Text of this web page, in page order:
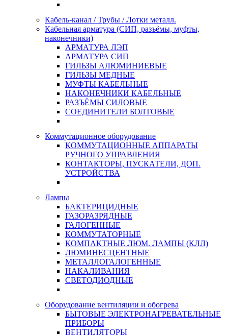
Кабель-канал / Трубы / Лотки металл.
Кабельная арматура (СИП, разъёмы, муфты,
наконечники)
АРМАТУРА ЛЭП
АРМАТУРА СИП
ГИЛЬЗЫ АЛЮМИНИЕВЫЕ
ГИЛЬЗЫ МЕДНЫЕ
МУФТЫ КАБЕЛЬНЫЕ
НАКОНЕЧНИКИ КАБЕЛЬНЫЕ
РАЗЪЁМЫ СИЛОВЫЕ
СОЕДИНИТЕЛИ БОЛТОВЫЕ
Коммутационное оборудование
КОММУТАЦИОННЫЕ АППАРАТЫ
РУЧНОГО УПРАВЛЕНИЯ
КОНТАКТОРЫ, ПУСКАТЕЛИ, ДОП.
УСТРОЙСТВА
Лампы
БАКТЕРИЦИДНЫЕ
ГАЗОРАЗРЯДНЫЕ
ГАЛОГЕННЫЕ
КОММУТАТОРНЫЕ
КОМПАКТНЫЕ ЛЮМ. ЛАМПЫ (КЛЛ)
ЛЮМИНЕСЦЕНТНЫЕ
МЕТАЛЛОГАЛОГЕННЫЕ
НАКАЛИВАНИЯ
СВЕТОДИОДНЫЕ
Оборудование вентиляции и обогрева
БЫТОВЫЕ ЭЛЕКТРОНАГРЕВАТЕЛЬНЫЕ
ПРИБОРЫ
ВЕНТИЛЯТОРЫ